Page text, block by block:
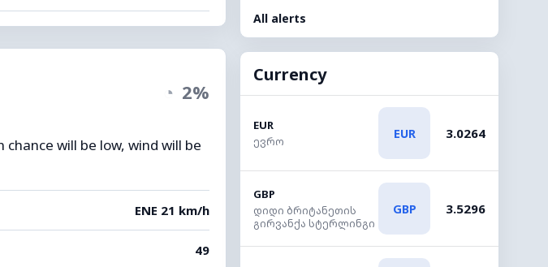
◔ 2%
will be low, wind will be
ENE 21 km/h
49
All alerts
Currency
EUR
ევრო
EUR 3.0264
GBP
დიდი ბრიტანეთის
გირვანქა სტერლინგი
GBP 3.5296